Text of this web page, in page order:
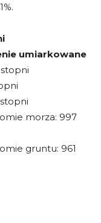
umiarkowane
morza: 997
gruntu: 961